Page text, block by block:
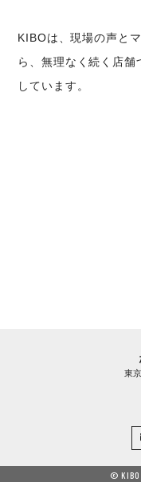
KIBOは、現場の声と
ら、無理なく続く店舗
しています。
東
© KIBO